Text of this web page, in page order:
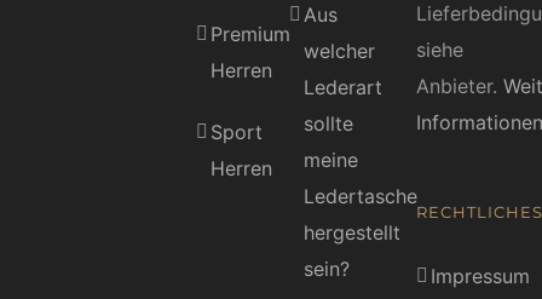
Premium
Herren
Sport
Herren
Aus
welcher
Lederart
sollte
meine
Ledertasche
hergestellt
sein?
siehe
Anbieter.
Informationen
RECHTLICHES
Impressum